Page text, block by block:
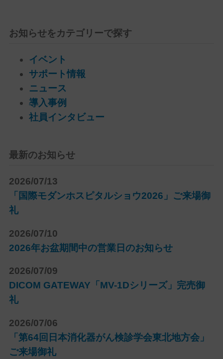
お知らせをカテゴリーで探す
イベント
サポート情報
ニュース
導入事例
社員インタビュー
最新のお知らせ
2026/07/13
「国際モダンホスピタルショウ2026」ご来場御
礼
2026/07/10
2026年お盆期間中の営業日のお知らせ
2026/07/09
DICOM GATEWAY「MV-1Dシリーズ」完売御
礼
2026/07/06
「第64回日本消化器がん検診学会東北地方会」
ご来場御礼